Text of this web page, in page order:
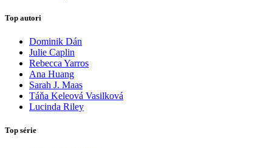
Top autori
Dominik Dán
Julie Caplin
Rebecca Yarros
Ana Huang
Sarah J. Maas
Táňa Keleová Vasilková
Lucinda Riley
Top série